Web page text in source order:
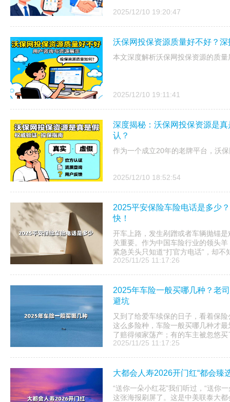
2025/12/10 19:20:47
沃保网投保资源质量好不好？
本文深度解析沃保网投保资源的质
2025/12/10 19:11:41
深度揭秘：沃保网投保资源是
认？
作为一个成立20年的老牌平台，沃
2025/12/10 18:52:54
2025平安保险车险电话是多少
快！
开车上路，发生剐蹭或者车辆抛锚
关重要。作为中国车险行业的领头
紧急关头只知道“打官方电话”，却不
2025/11/25 11:17:26
2025年车险一般买哪几种？老
避坑
又到了给爱车续保的日子，看着保
这么多险种，车险一般买哪几种才
了赔得倾家荡产；有的车主被忽悠买
2025/11/25 11:17:25
大都会人寿2026开门红“都会臻
“送你一朵小红花”我们听过，“送你
这张海报刷屏了。这是中美联泰大